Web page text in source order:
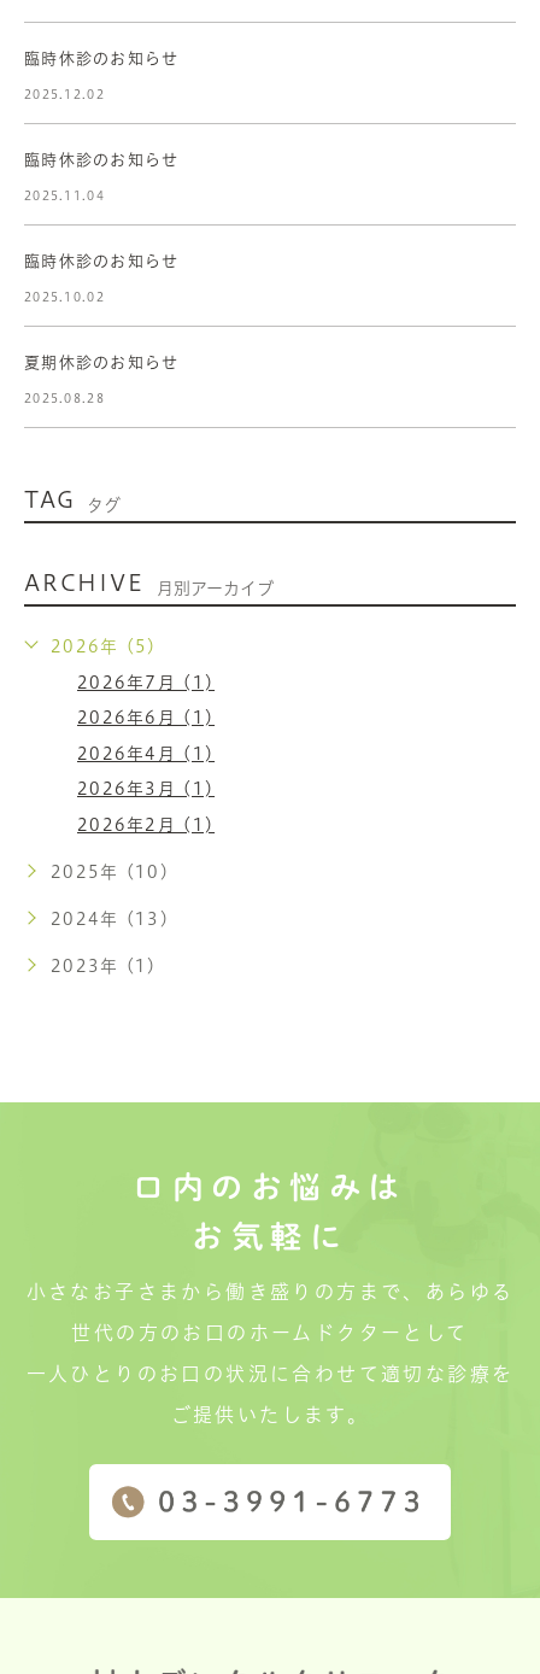
臨時休診のお知らせ
2025.12.02
臨時休診のお知らせ
2025.11.04
臨時休診のお知らせ
2025.10.02
夏期休診のお知らせ
2025.08.28
TAG タグ
ARCHIVE 月別アーカイブ
2026年 (5)
2026年7月 (1)
2026年6月 (1)
2026年4月 (1)
2026年3月 (1)
2026年2月 (1)
2025年 (10)
2024年 (13)
2023年 (1)
口内のお悩みは
お気軽に
小さなお子さまから働き盛りの方まで、あらゆる
世代の方のお口のホームドクターとして
一人ひとりのお口の状況に合わせて適切な診療を
ご提供いたします。